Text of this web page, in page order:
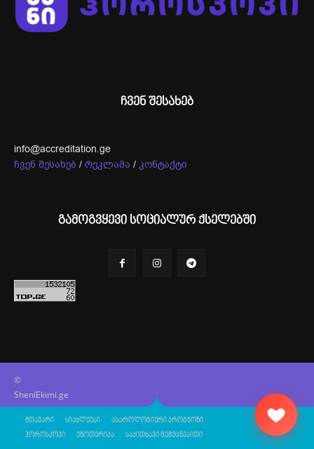
ჩვენ შესახებ
info@accreditation.ge
ჩვენ შესახებ / რეკლამა / კონტაქტი
გამოგვყევი სოციალურ ქსელებში
©
SheniEkimi.ge
მთავარი სიახლეები ასტროლოგიური პროგნოზი
ჰოროსკოპი ეზოთერიკა საკითხავი შემეცნებითი